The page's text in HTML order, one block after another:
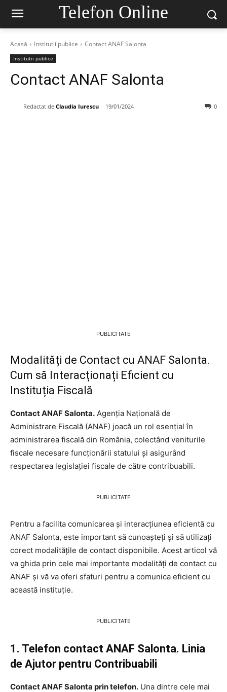
Telefon Online
Acasă Institutii publice Contact ANAF Salonta
Institutii publice
Contact ANAF Salonta
Redactat de Claudia Iurescu 19/01/2024 0
PUBLICITATE
Modalități de Contact cu ANAF Salonta.
Cum să Interacționați Eficient cu
Instituția Fiscală
Contact ANAF Salonta. Agenția Națională de
Administrare Fiscală (ANAF) joacă un rol esențial în
administrarea fiscală din România, colectând veniturile
fiscale necesare funcționării statului și asigurând
respectarea legislației fiscale de către contribuabili.
PUBLICITATE
Pentru a facilita comunicarea și interacțiunea eficientă cu
ANAF Salonta, este important să cunoașteți și să utilizați
corect modalitățile de contact disponibile. Acest articol vă
va ghida prin cele mai importante modalități de contact cu
ANAF și vă va oferi sfaturi pentru a comunica eficient cu
această instituție.
PUBLICITATE
1. Telefon contact ANAF Salonta. Linia
de Ajutor pentru Contribuabili
Contact ANAF Salonta prin telefon. Una dintre cele mai